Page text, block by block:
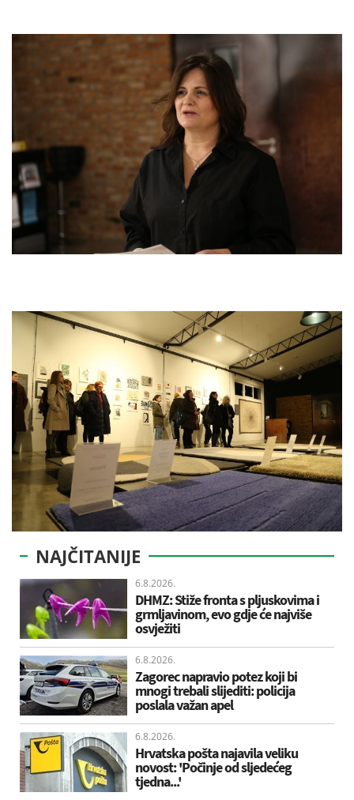
NAJČITANIJE
6.8.2026.
DHMZ: Stiže fronta s pljuskovima i
grmljavinom, evo gdje će najviše
osvježiti
6.8.2026.
Zagorec napravio potez koji bi
mnogi trebali slijediti: policija
poslala važan apel
6.8.2026.
Hrvatska pošta najavila veliku
novost: 'Počinje od sljedećeg
tjedna...'